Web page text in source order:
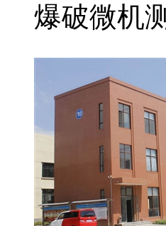
爆破微机